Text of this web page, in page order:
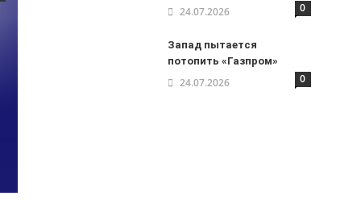
24.07.2026 0
Запад пытается
потопить «Газпром»
24.07.2026 0